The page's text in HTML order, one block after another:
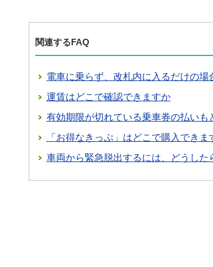
関連するFAQ
電車に乗らず、改札内に入るだけの
運賃はどこで確認できますか
有効期限が切れている乗車券の払いも
「お得なきっぷ」はどこで購入できま
車両から緊急脱出するには、どうした